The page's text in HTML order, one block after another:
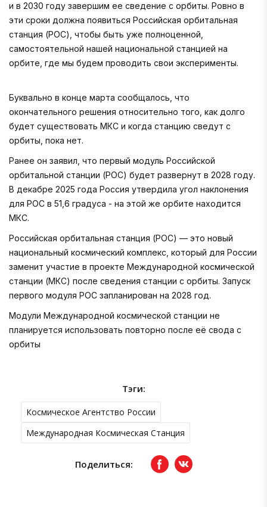
и в 2030 году завершим ее сведение с орбиты. Ровно в
эти сроки должна появиться Российская орбитальная
станция (РОС), чтобы быть уже полноценной,
самостоятельной нашей национальной станцией на
орбите, где мы будем проводить свои эксперименты.
Буквально в конце марта сообщалось, что
окончательного решения относительно того, как долго
будет существовать МКС и когда станцию сведут с
орбиты, пока нет.
Ранее он заявил, что первый модуль Российской
орбитальной станции (РОС) будет развернут в 2028 году.
В декабре 2025 года Россия утвердила угол наклонения
для РОС в 51,6 градуса - на этой же орбите находится
МКС.
Российская орбитальная станция (РОС) — это новый
национальный космический комплекс, который для России
заменит участие в проекте Международной космической
станции (МКС) после сведения станции с орбиты. Запуск
первого модуля РОС запланирован на 2028 год.
Модули Международной космической станции не
планируется использовать повторно после её свода с
орбиты
Тэги:
Космическое Агентство России
Международная Космическая Станция
Поделиться: FacebookвКонтакте